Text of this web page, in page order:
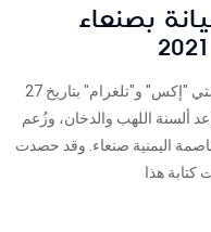
بصنعاء
فريق شييك اليمن نشرت حسابات على منصتي "إكس" و"تلغرام" بتاريخ 27
صورة تُظهر تصاعد ألسنة اللهب والدخان، وزُعم
اليمنية صنعاء. وقد حصدت
كتابة هذا